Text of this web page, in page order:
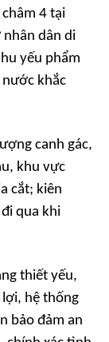
4 tại
dân di
yếu phẩm
khắc
canh gác,
khu vực
cắt; kiên
qua khi
thiết yếu,
hệ thống
bảo đảm an